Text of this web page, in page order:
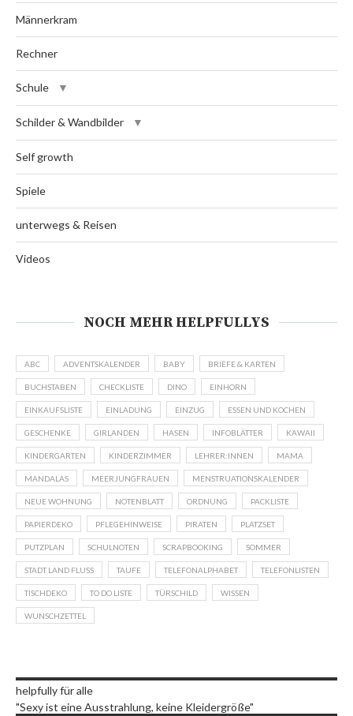
Männerkram
Rechner
Schule
Schilder & Wandbilder
Self growth
Spiele
unterwegs & Reisen
Videos
NOCH MEHR HELPFULLYS
ABC ADVENTSKALENDER BABY BRIEFE & KARTEN
BUCHSTABEN CHECKLISTE DINO EINHORN
EINKAUFSLISTE EINLADUNG EINZUG ESSEN UND KOCHEN
GESCHENKE GIRLANDEN HASEN INFOBLÄTTER KAWAII
KINDERGARTEN KINDERZIMMER LEHRER:INNEN MAMA
MANDALAS MEERJUNGFRAUEN MENSTRUATIONSKALENDER
NEUE WOHNUNG NOTENBLATT ORDNUNG PACKLISTE
PAPIERDEKO PFLEGEHINWEISE PIRATEN PLATZSET
PUTZPLAN SCHULNOTEN SCRAPBOOKING SOMMER
STADT LAND FLUSS TAUFE TELEFONALPHABET TELEFONLISTEN
TISCHDEKO TO DO LISTE TÜRSCHILD WISSEN
WUNSCHZETTEL
helpfully für alle
"Sexy ist eine Ausstrahlung, keine Kleidergröße"